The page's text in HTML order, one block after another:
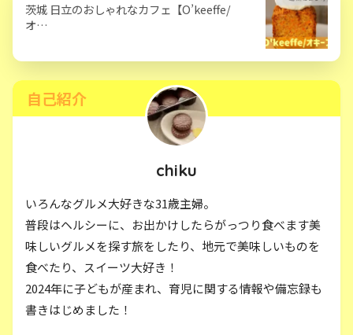
茨城 日立のおしゃれなカフェ【O’keeffe/
オ…
自己紹介
chiku
いろんなグルメ大好きな31歳主婦。
普段はヘルシーに、お出かけしたらがっつり食べます美
味しいグルメを探す旅をしたり、地元で美味しいものを
食べたり、スイーツ大好き！
2024年に子どもが産まれ、育児に関する情報や備忘録も
書きはじめました！